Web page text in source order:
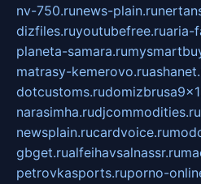
nv-750.runews-plain.ru
dizfiles.ruyoutubefree.ruaria-
planeta-samara.ru
matrasy-kemerovo.ru
dotcustoms.ru
narasimha.rudjcommodities.ru
newsplain.rucardvoice.ru
gbget.rualfeihavsalnassr.ru
petrovkasports.ruporno-